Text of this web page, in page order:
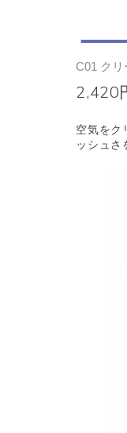
C01 ク
2,420
空気をク
ッシュさ